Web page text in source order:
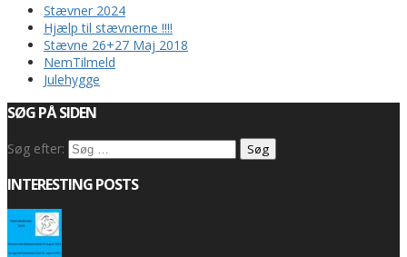
Stævner 2024
Hjælp til stævnerne !!!!
Stævne 26+27 Maj 2018
NemTilmeld
Julehygge
SØG PÅ SIDEN
Søg efter:
INTERESTING POSTS